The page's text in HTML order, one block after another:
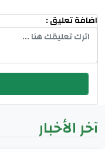
اضافة تعليق :
آخر الأخبار